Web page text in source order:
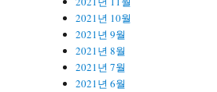
2021년 10월
2021년 9월
2021년 8월
2021년 7월
2021년 6월